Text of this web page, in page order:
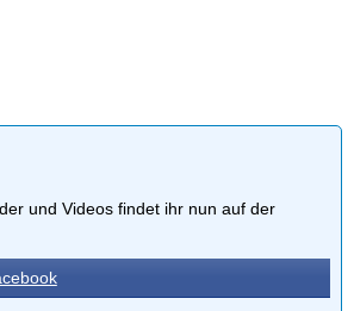
und Videos findet ihr nun auf der